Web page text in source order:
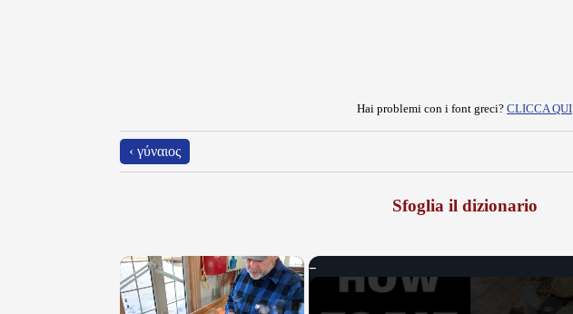
Hai problemi con i font greci? CLICCA QUI
‹ γύναιος
Sfoglia il dizionario
×